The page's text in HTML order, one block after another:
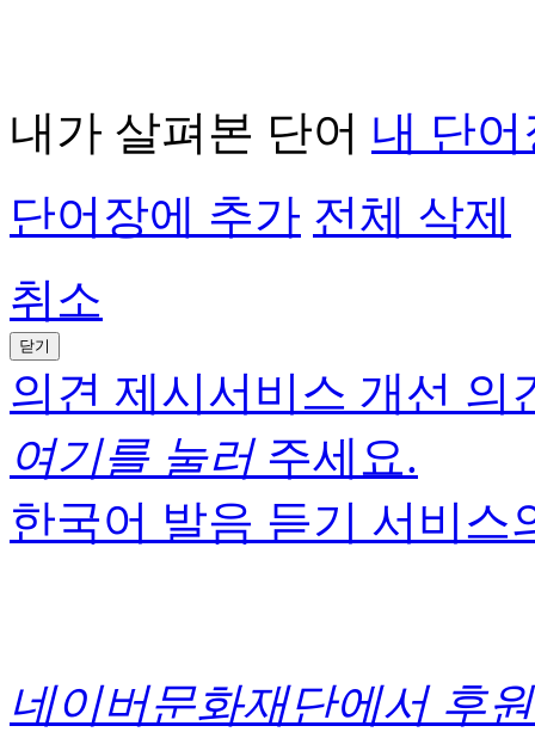
내가 살펴본 단어 내 단어
단어장에 추가 전체 삭제
취소
닫기
의견 제시서비스 개선 의
여기를 눌러주세요.
한국어 발음 듣기 서비스
네이버문화재단에서 후원